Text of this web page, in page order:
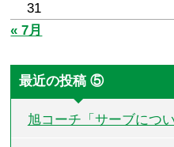
31
« 7月
最近の投稿 ⑤
旭コーチ「サーブにつ